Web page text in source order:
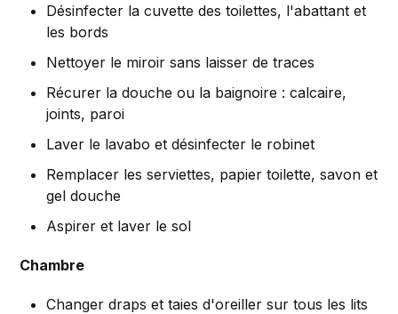
Désinfecter la cuvette des toilettes, l'abattant et
les bords
Nettoyer le miroir sans laisser de traces
Récurer la douche ou la baignoire : calcaire,
joints, paroi
Laver le lavabo et désinfecter le robinet
Remplacer les serviettes, papier toilette, savon et
gel douche
Aspirer et laver le sol
Chambre
Changer draps et taies d'oreiller sur tous les lits